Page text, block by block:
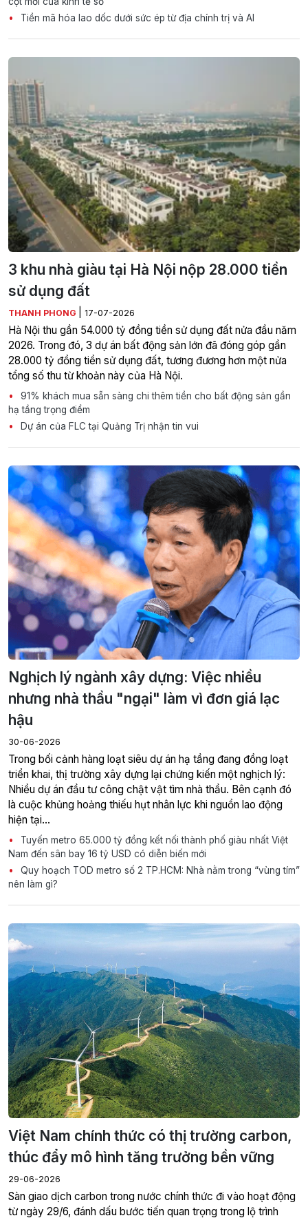
Tiền mã hóa lao dốc dưới sức ép từ địa chính trị và AI
3 khu nhà giàu tại Hà Nội nộp 28.000 tiền
sử dụng đất
THANH PHONG 17-07-2026
Hà Nội thu gần 54.000 tỷ đồng tiền sử dụng đất nửa đầu năm
2026. Trong đó, 3 dự án bất động sản lớn đã đóng góp gần
28.000 tỷ đồng tiền sử dụng đất, tương đương hơn một nửa
tổng số thu từ khoản này của Hà Nội.
91% khách mua sẵn sàng chi thêm tiền cho bất động sản gần
hạ tầng trọng điểm
Dự án của FLC tại Quảng Trị nhận tin vui
Nghịch lý ngành xây dựng: Việc nhiều
nhưng nhà thầu "ngại" làm vì đơn giá lạc
hậu
30-06-2026
Trong bối cảnh hàng loạt siêu dự án hạ tầng đang đồng loạt
triển khai, thị trường xây dựng lại chứng kiến một nghịch lý:
Nhiều dự án đầu tư công chật vật tìm nhà thầu. Bên cạnh đó
là cuộc khủng hoảng thiếu hụt nhân lực khi nguồn lao động
hiện tại...
Tuyến metro 65.000 tỷ đồng kết nối thành phố giàu nhất Việt
Nam đến sân bay 16 tỷ USD có diễn biến mới
Quy hoạch TOD metro số 2 TP.HCM: Nhà nằm trong “vùng tím”
nên làm gì?
Việt Nam chính thức có thị trường carbon,
thúc đẩy mô hình tăng trưởng bền vững
29-06-2026
Sàn giao dịch carbon trong nước chính thức đi vào hoạt động
từ ngày 29/6, đánh dấu bước tiến quan trọng trong lộ trình